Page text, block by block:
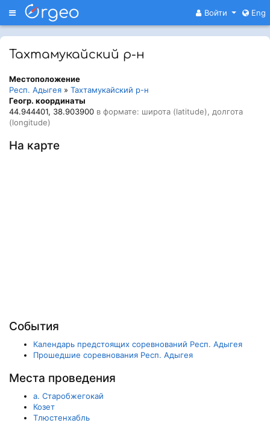
Меню Войти Eng
Тахтамукайский р-н
Местоположение
Респ. Адыгея » Тахтамукайский р-н
Геогр. координаты
44.944401, 38.903900 в формате: широта (latitude), долгота
(longitude)
На карте
События
Календарь предстоящих соревнований Респ. Адыгея
Прошедшие соревнования Респ. Адыгея
Места проведения
а. Старобжегокай
Козет
Тлюстенхабль